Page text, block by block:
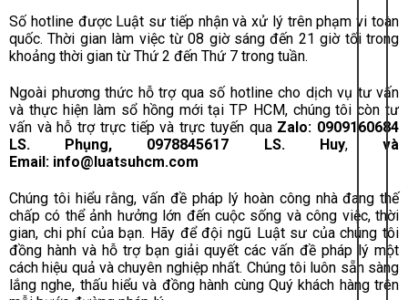
Số hotline được Luật sư tiếp nhận và xử lý trên phạm vi toàn
quốc. Thời gian làm việc từ 08 giờ sáng đến 21 giờ tối trong
khoảng thời gian từ Thứ 2 đến Thứ 7 trong tuần.
Ngoài phương thức hỗ trợ qua số hotline cho dịch vụ tư vấn
và thực hiện làm sổ hồng mới tại TP HCM, chúng tôi còn tư
vấn và hỗ trợ trực tiếp và trực tuyến qua Zalo: 0909160684
LS. Phụng, 0978845617 LS. Huy,và
Email: info@luatsuhcm.com
Chúng tôi hiểu rằng, vấn đề pháp lý hoàn công nhà đang thế
chấp có thể ảnh hưởng lớn đến cuộc sống và công việc, thời
gian, chi phí của bạn. Hãy để đội ngũ Luật sư của chúng tôi
đồng hành và hỗ trợ bạn giải quyết các vấn đề pháp lý một
cách hiệu quả và chuyên nghiệp nhất. Chúng tôi luôn sẵn sàng
lắng nghe, thấu hiểu và đồng hành cùng Quý khách hàng trên